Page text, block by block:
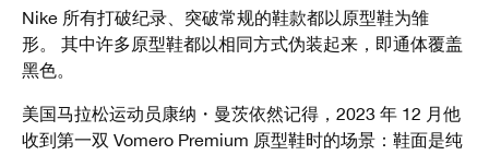
Nike 所有打破纪录、突破常规的鞋款都以原型鞋为雏
形。 其中许多原型鞋都以相同方式伪装起来，即通体覆盖
黑色。
美国马拉松运动员康纳・曼茨依然记得，2023 年 12 月他
收到第一双 Vomero Premium 原型鞋时的场景：鞋面是纯